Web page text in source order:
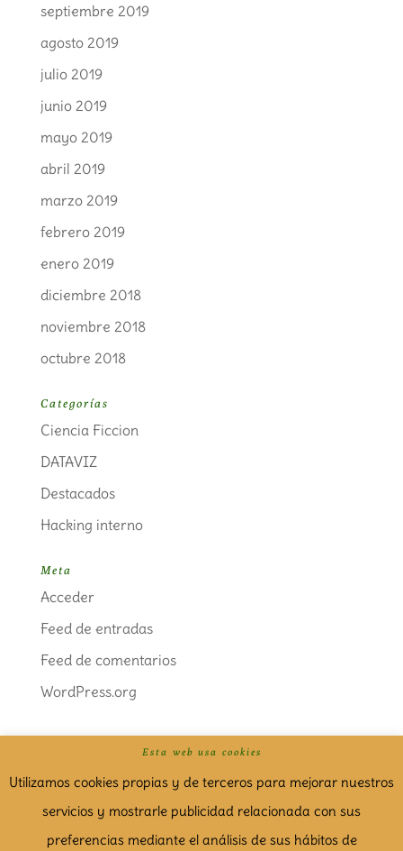
septiembre 2019
agosto 2019
julio 2019
junio 2019
mayo 2019
abril 2019
marzo 2019
febrero 2019
enero 2019
diciembre 2018
noviembre 2018
octubre 2018
Categorías
Ciencia Ficcion
DATAVIZ
Destacados
Hacking interno
Meta
Acceder
Feed de entradas
Feed de comentarios
WordPress.org
Politica de cookies Aviso Legal
Esta web usa cookies
Utilizamos cookies propias y de terceros para mejorar nuestros
servicios y mostrarle publicidad relacionada con sus
preferencias mediante el análisis de sus hábitos de